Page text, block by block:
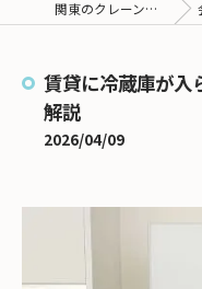
関東のクレーン搬入なら株式会社EHS
賃貸に冷蔵庫が入
解説
2026/04/09